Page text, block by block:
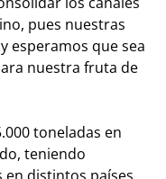
pues nuestras
esperamos que sea
nuestra fruta de
toneladas en
teniendo